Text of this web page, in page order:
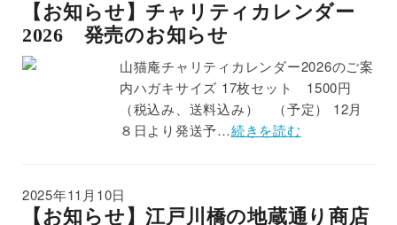
【お知らせ】チャリティカレンダー
2026 発売のお知らせ
山猫庵チャリティカレンダー2026のご案
内ハガキサイズ 17枚セット 1500円
（税込み、送料込み） （予定） 12月
８日より発送予…続きを読む
2025年11月10日
【お知らせ】江戸川橋の地蔵通り商店